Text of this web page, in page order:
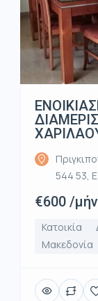
544 53,
€600 /
Κατοικία
Μακεδονία